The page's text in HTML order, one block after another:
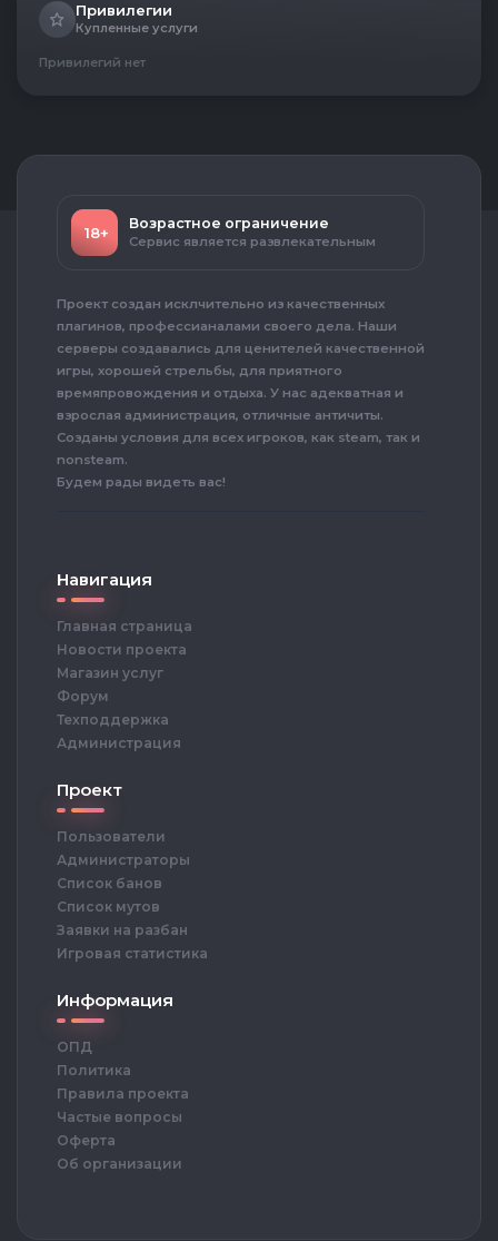
Привилегии
Купленные услуги
Привилегий нет
18+
Возрастное ограничение
Сервис является развлекательным
Проект создан исклчительно из качественных
плагинов, профессианалами своего дела. Наши
серверы создавались для ценителей качественной
игры, хорошей стрельбы, для приятного
времяпровождения и отдыха. У нас адекватная и
взрослая администрация, отличные античиты.
Созданы условия для всех игроков, как steam, так и
nonsteam.
Будем рады видеть вас!
Навигация
Главная страница
Новости проекта
Магазин услуг
Форум
Техподдержка
Администрация
Проект
Пользователи
Администраторы
Список банов
Список мутов
Заявки на разбан
Игровая статистика
Информация
ОПД
Политика
Правила проекта
Частые вопросы
Оферта
Об организации